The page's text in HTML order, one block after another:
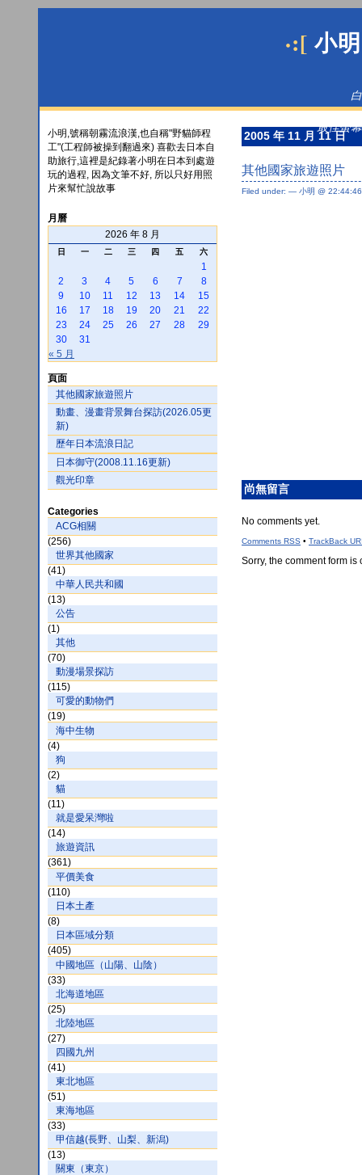
·:[ 小
最佳螢
小明,號稱朝霧流浪漢,也自稱"野貓師程
工"(工程師被操到翻過來) 喜歡去日本自
助旅行,這裡是紀錄著小明在日本到處遊
玩的過程, 因為文筆不好, 所以只好用照
片來幫忙說故事
月曆
2026 年 8 月
日 一 二 三 四 五 六
1
2
3 4 5 6 7
8
9
10 11 12 13 14
15
16
17 18 19 20 21
22
23
24 25 26 27 28
29
30
31
« 5 月
頁面
其他國家旅遊照片
動畫、漫畫背景舞台探訪(2026.05更
新)
歷年日本流浪日記
日本御守(2008.11.16更新)
觀光印章
Categories
ACG相關
(256)
世界其他國家
(41)
中華人民共和國
(13)
公告
(1)
其他
(70)
動漫場景探訪
(115)
可愛的動物們
(19)
海中生物
(4)
狗
(2)
貓
(11)
就是愛呆灣啦
(14)
旅遊資訊
(361)
平價美食
(110)
日本土產
(8)
日本區域分類
(405)
中國地區（山陽、山陰）
(33)
北海道地區
(25)
北陸地區
(27)
四國九州
(41)
東北地區
(51)
東海地區
(33)
甲信越(長野、山梨、新潟)
(13)
關東（東京）
2005 年 11 月 11 日
其他國家旅遊照片
Filed under: — 小明 @ 22:44:46
尚無留言
No comments yet.
Comments RSS • TrackBack
Sorry, the comment form is